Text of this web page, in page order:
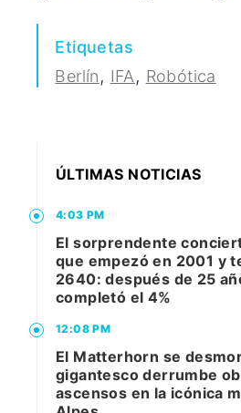
Etiquetas
Berlín, IFA, Robótica
ÚLTIMAS NOTICIAS
4:03 PM
El sorprendente
que empezó en 2001 y
2640: después de 25
completó el 4%
12:08 PM
El Matterhorn se
gigantesco derrumbe
ascensos en la icónica